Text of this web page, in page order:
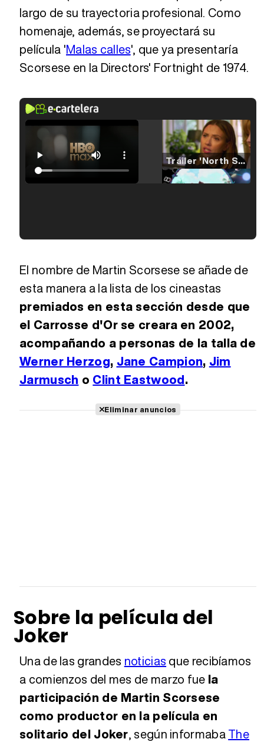
largo de su trayectoria profesional. Como
homenaje, además, se proyectará su
película 'Malas calles', que ya presentaría
Scorsese en la Directors' Fortnight de 1974.
Tráiler 'North Star' (2023)
Tráiler Oficial en VOSE 'The Audacity'
El nombre de Martin Scorsese se añade de
esta manera a la lista de los cineastas
premiados en esta sección desde que
el Carrosse d'Or se creara en 2002,
acompañando a personas de la talla de
Werner Herzog, Jane Campion, Jim
Jarmusch o Clint Eastwood.
Eliminar anuncios
Sobre la película del
Joker
Una de las grandes noticias que recibíamos
a comienzos del mes de marzo fue la
participación de Martin Scorsese
como productor en la película en
solitario del Joker, según informabaThe